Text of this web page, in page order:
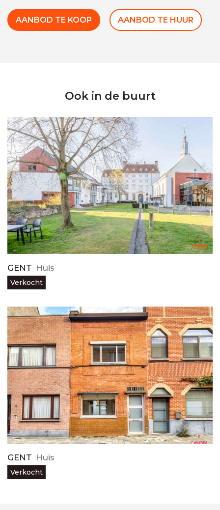
AANBOD TE KOOP AANBOD TE HUUR
Ook in de buurt
GENT Huis
Verkocht
GENT Huis
Verkocht